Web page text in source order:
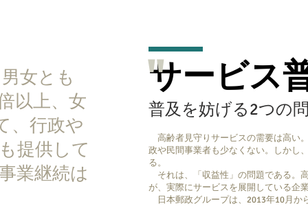
女とも
以上、女
、行政や
提供して
業継続は
サービス
普及を妨げる2つの
高齢者見守りサービスの需要は高い
政や民間事業者も少なくない。しかし
る。
それは、「収益性」の問題である。
が、実際にサービスを展開している企
日本郵政グループは、2013年10月か
"